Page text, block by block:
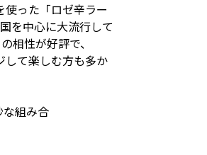
った「ロゼ⾟ラー
を中⼼に⼤流⾏して
相性が好評で、
して楽しむ⽅も多か
組み合